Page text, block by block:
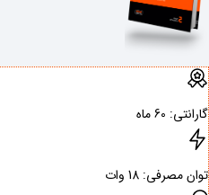
گارانتی: ‌60 ماه
توان مصرفی: ‌18 وات